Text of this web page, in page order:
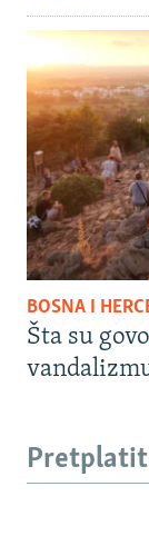
BOSNA I
Šta su